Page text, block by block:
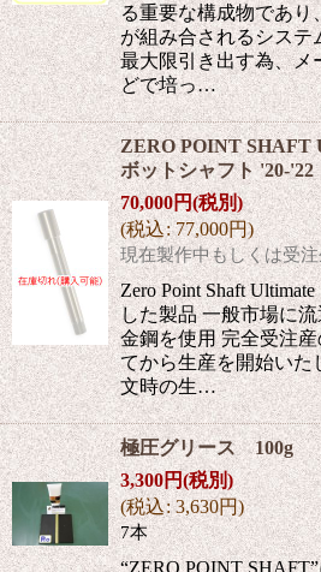
る重要な構成物であり
が組み合されるシステ
最大限引き出す為、メ
どで培っ…
ZERO POINT SHAFT
ボットシャフト '20-'22
70,000円(税別)
(税込: 77,000円)
現在製作中もしくは受
Zero Point Shaft
した製品 一般市場に
金鋼を使用 完全受注
てから生産を開始いた
文時の生…
極圧グリース 100g
3,300円(税別)
(税込: 3,630円)
7本
“ZERO POINT